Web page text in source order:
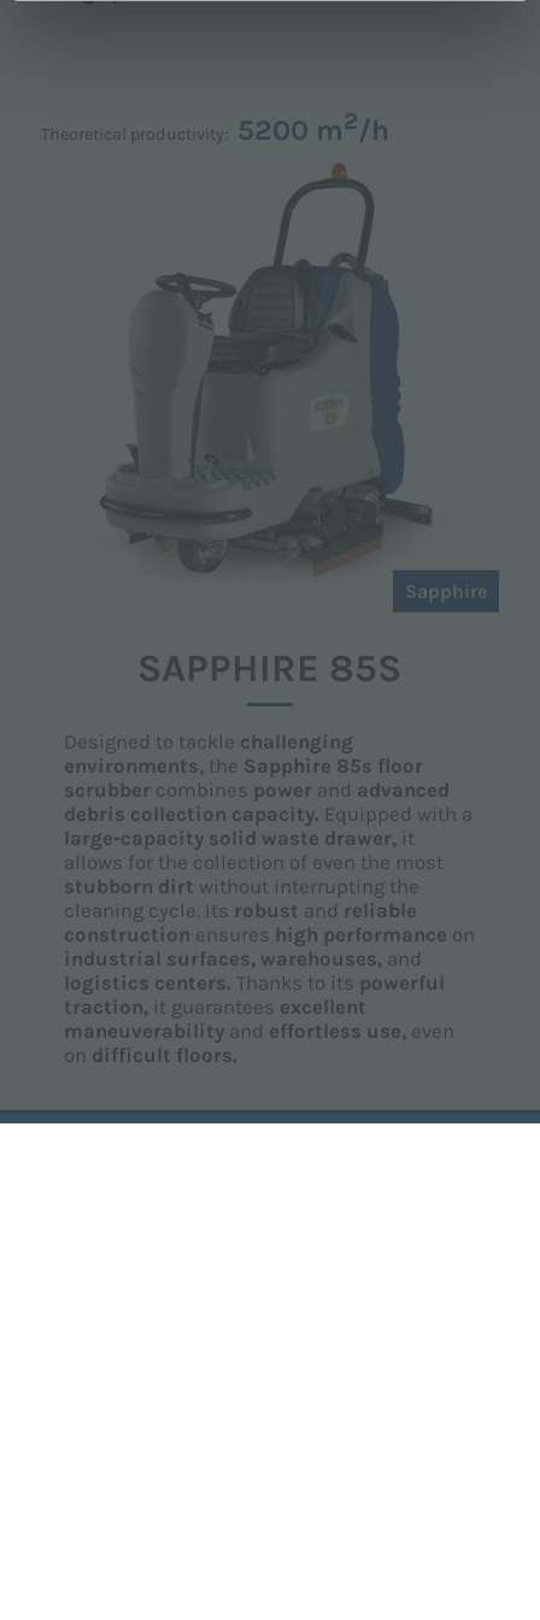
Theoretical productivity: 5200 m2/h
Sapphire
SAPPHIRE 85S
Designed to tackle challenging
environments, the Sapphire 85s floor
scrubber combines power and advanced
debris collection capacity. Equipped with a
large-capacity solid waste drawer, it
allows for the collection of even the most
stubborn dirt without interrupting the
cleaning cycle. Its robust and reliable
construction ensures high performance on
industrial surfaces, warehouses, and
logistics centers. Thanks to its powerful
traction, it guarantees excellent
maneuverabilityand effortless use, even
on difficult floors.